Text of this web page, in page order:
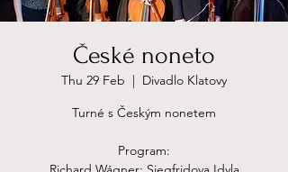
České noneto
Thu 29 Feb
  |
Divadlo Klatovy
Turné s Českým nonetem
Program: